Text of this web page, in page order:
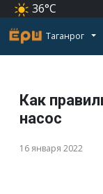
36°C
Таганрог
Как
насос
16 января 2022